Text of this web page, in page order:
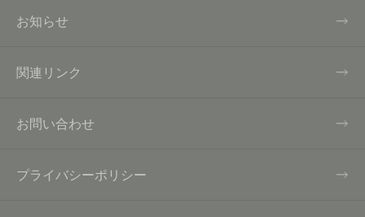
お知らせ
関連リンク
お問い合わせ
プライバシーポリシー